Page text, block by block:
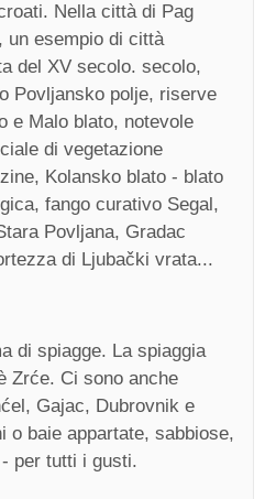
Nella città di Pag
un esempio di città
del XV secolo. secolo,
Povljansko polje, riserve
e Malo blato, notevole
di vegetazione
Kolansko blato - blato
fango curativo Segal,
Povljana, Gradac
di Ljubački vrata...
di spiagge. La spiaggia
Zrće. Ci sono anche
Gajac, Dubrovnik e
o baie appartate, sabbiose,
per tutti i gusti.